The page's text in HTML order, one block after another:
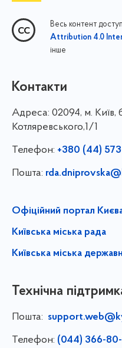
Весь контент
Attribution 4.0
інше
Контакти
Адреса: 02094, м. Київ,
Котляревського,1/1
Телефон: +380 (44)
Пошта:
Офіційний портал
Київська міська рада
Київська міська
Технічна
Пошта:
Телефон: (044) 366-80-